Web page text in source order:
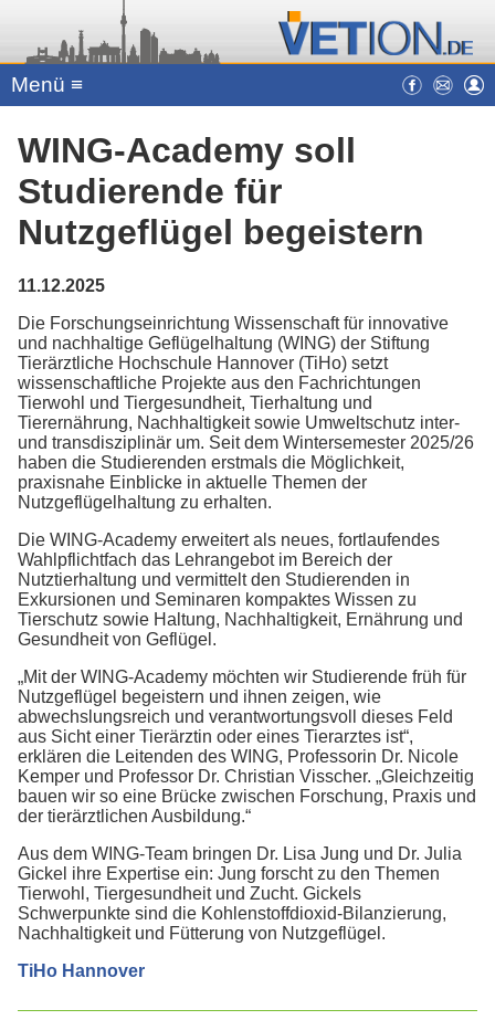
Menü ≡
WING-Academy soll
Studierende für
Nutzgeflügel begeistern
11.12.2025
Die Forschungseinrichtung Wissenschaft für innovative
und nachhaltige Geflügelhaltung (WING) der Stiftung
Tierärztliche Hochschule Hannover (TiHo) setzt
wissenschaftliche Projekte aus den Fachrichtungen
Tierwohl und Tiergesundheit, Tierhaltung und
Tierernährung, Nachhaltigkeit sowie Umweltschutz inter-
und transdisziplinär um. Seit dem Wintersemester 2025/26
haben die Studierenden erstmals die Möglichkeit,
praxisnahe Einblicke in aktuelle Themen der
Nutzgeflügelhaltung zu erhalten.
Die WING-Academy erweitert als neues, fortlaufendes
Wahlpflichtfach das Lehrangebot im Bereich der
Nutztierhaltung und vermittelt den Studierenden in
Exkursionen und Seminaren kompaktes Wissen zu
Tierschutz sowie Haltung, Nachhaltigkeit, Ernährung und
Gesundheit von Geflügel.
„Mit der WING-Academy möchten wir Studierende früh für
Nutzgeflügel begeistern und ihnen zeigen, wie
abwechslungsreich und verantwortungsvoll dieses Feld
aus Sicht einer Tierärztin oder eines Tierarztes ist“,
erklären die Leitenden des WING, Professorin Dr. Nicole
Kemper und Professor Dr. Christian Visscher. „Gleichzeitig
bauen wir so eine Brücke zwischen Forschung, Praxis und
der tierärztlichen Ausbildung.“
Aus dem WING-Team bringen Dr. Lisa Jung und Dr. Julia
Gickel ihre Expertise ein: Jung forscht zu den Themen
Tierwohl, Tiergesundheit und Zucht. Gickels
Schwerpunkte sind die Kohlenstoffdioxid-Bilanzierung,
Nachhaltigkeit und Fütterung von Nutzgeflügel.
TiHo Hannover